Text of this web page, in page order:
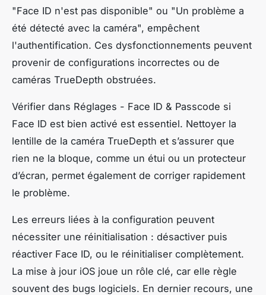
"Face ID n'est pas disponible" ou "Un problème a
été détecté avec la caméra", empêchent
l'authentification. Ces dysfonctionnements peuvent
provenir de configurations incorrectes ou de
caméras TrueDepth obstruées.
Vérifier dans Réglages - Face ID & Passcode si
Face ID est bien activé est essentiel. Nettoyer la
lentille de la caméra TrueDepth et s’assurer que
rien ne la bloque, comme un étui ou un protecteur
d’écran, permet également de corriger rapidement
le problème.
Les erreurs liées à la configuration peuvent
nécessiter une réinitialisation : désactiver puis
réactiver Face ID, ou le réinitialiser complètement.
La mise à jour iOS joue un rôle clé, car elle règle
souvent des bugs logiciels. En dernier recours, une